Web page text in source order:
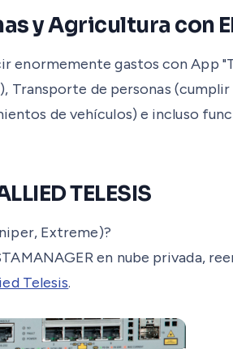
y Agricultura con
enormemente gastos con App
de personas
de vehículos) e incluso
TELESIS
Extreme)?
en nube privada,
Telesis.